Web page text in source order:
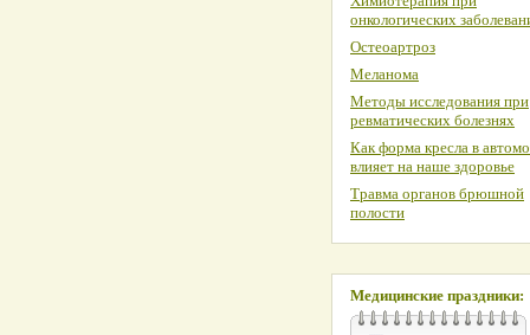
онкологических
Остеоартроз
Меланома
Методы исследования при
ревматических болезнях
Как форма кресла в
влияет на наше здоровье
Травма органов брюшной
полости
Медицинские праздники: